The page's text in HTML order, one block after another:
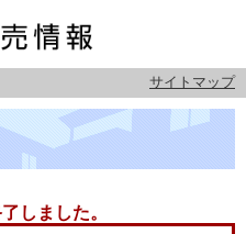
サイトマップ
しました。